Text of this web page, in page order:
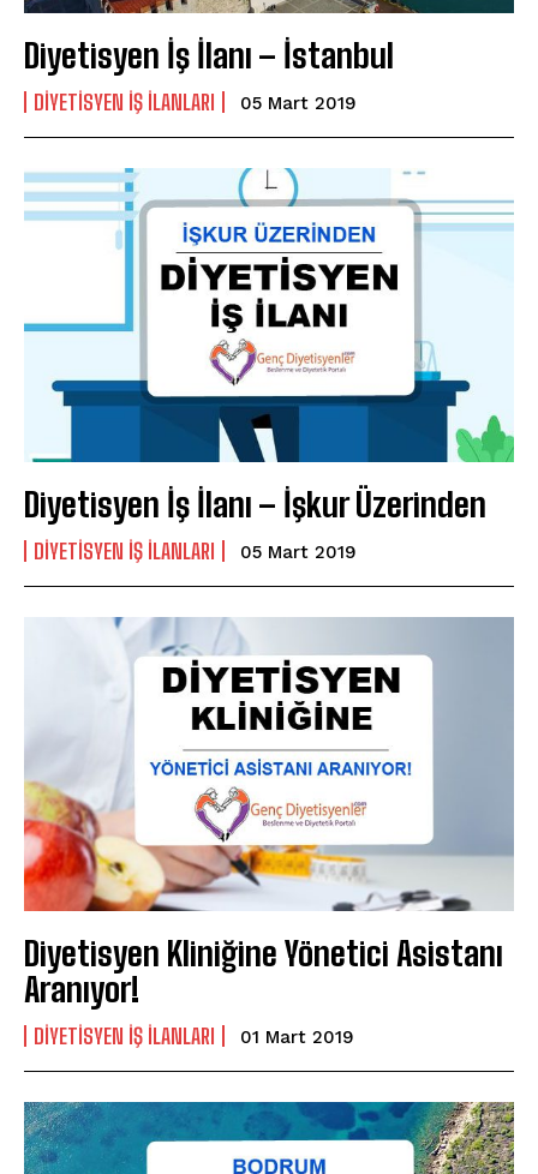
Diyetisyen İş İlanı – İstanbul
DIYETISYEN IŞ ILANLARI 05 Mart 2019
Diyetisyen İş İlanı – İşkur Üzerinden
DIYETISYEN IŞ ILANLARI 05 Mart 2019
Diyetisyen Kliniğine Yönetici Asistanı
Aranıyor!
DIYETISYEN IŞ ILANLARI 01 Mart 2019